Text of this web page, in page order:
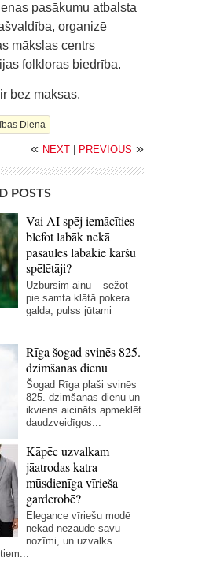
pasākumu atbalsta
organizē
mākslas centrs
folkloras biedrība.
bez maksas.
Diena
« NEXT PREVIOUS »
POSTS
Vai AI spēj iemācīties
blefot labāk nekā
pasaules labākie kāršu
spēlētāji?
Uzbursim ainu – sēžot
pie samta klātā pokera
galda, pulss jūtami
Rīga šogad svinēs 825.
dzimšanas dienu
Šogad Rīga plaši svinēs
825. dzimšanas dienu un
ikviens aicināts apmeklēt
daudzveidīgos...
Kāpēc uzvalkam
jāatrodas katra
mūsdienīga vīrieša
garderobē?
Elegance vīriešu modē
nekad nezaudē savu
nozīmi, un uzvalks